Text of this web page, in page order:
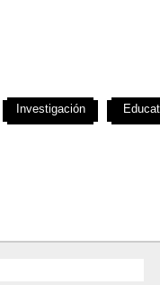
Investigación